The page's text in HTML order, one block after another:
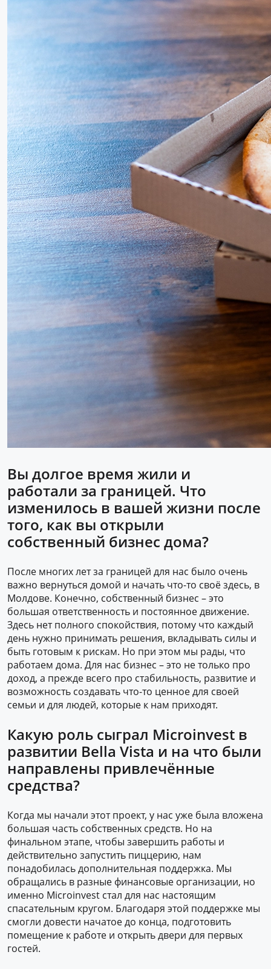
Вы долгое время жили и
работали за границей. Что
изменилось в вашей жизни после
того, как вы открыли
собственный бизнес дома?
После многих лет за границей для нас было очень
важно вернуться домой и начать что-то своё здесь, в
Молдове. Конечно, собственный бизнес – это
большая ответственность и постоянное движение.
Здесь нет полного спокойствия, потому что каждый
день нужно принимать решения, вкладывать силы и
быть готовым к рискам. Но при этом мы рады, что
работаем дома. Для нас бизнес – это не только про
доход, а прежде всего про стабильность, развитие и
возможность создавать что-то ценное для своей
семьи и для людей, которые к нам приходят.
Какую роль сыграл Microinvest в
развитии Bella Vista и на что были
направлены привлечённые
средства?
Когда мы начали этот проект, у нас уже была вложена
большая часть собственных средств. Но на
финальном этапе, чтобы завершить работы и
действительно запустить пиццерию, нам
понадобилась дополнительная поддержка. Мы
обращались в разные финансовые организации, но
именно Microinvest стал для нас настоящим
спасательным кругом. Благодаря этой поддержке мы
смогли довести начатое до конца, подготовить
помещение к работе и открыть двери для первых
гостей.